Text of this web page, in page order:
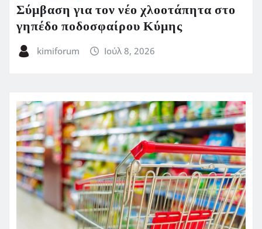
Σύμβαση για τον νέο χλοοτάπητα στο
γηπέδο ποδοσφαίρου Κύμης
kimiforum Ιούλ 8, 2026